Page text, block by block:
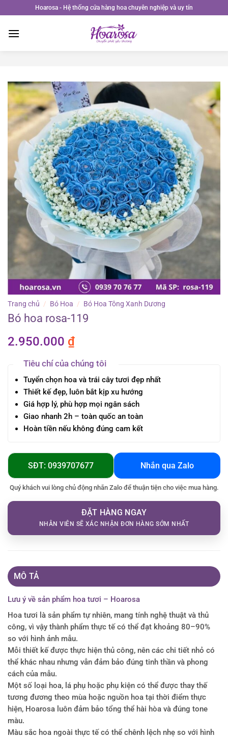
qua
nội
Hoarosa - Hệ thống cửa hàng hoa chuyên nghiệp và uy tín
Trang chủ / Bó Hoa / Bó Hoa Tông Xanh Dương
Bó hoa rosa-119
2.950.000 ₫
Tiêu chí của chúng tôi
Tuyển chọn hoa và trái cây tươi đẹp nhất
Thiết kế đẹp, luôn bắt kịp xu hướng
Giá hợp lý, phù hợp mọi ngân sách
Giao nhanh 2h – toàn quốc an toàn
Hoàn tiền nếu không đúng cam kết
SĐT: 0939707677 Nhắn qua Zalo
Quý khách vui lòng chủ động nhắn Zalo để thuận tiện cho việc mua hàng.
ĐẶT HÀNG NGAY
NHÂN VIÊN SẼ XÁC NHẬN ĐƠN HÀNG SỚM NHẤT
MÔ TẢ
Lưu ý về sản phẩm hoa tươi – Hoarosa
Hoa tươi là sản phẩm tự nhiên, mang tính nghệ thuật và thủ
công, vì vậy thành phẩm thực tế có thể đạt khoảng 80–90%
so với hình ảnh mẫu.
Mỗi thiết kế được thực hiện thủ công, nên các chi tiết nhỏ có
thể khác nhau nhưng vẫn đảm bảo đúng tinh thần và phong
cách của mẫu.
Một số loại hoa, lá phụ hoặc phụ kiện có thể được thay thế
tương đương theo mùa hoặc nguồn hoa tại thời điểm thực
hiện, Hoarosa luôn đảm bảo tổng thể hài hòa và đúng tone
màu.
Màu sắc hoa ngoài thực tế có thể chênh lệch nhẹ so với hình